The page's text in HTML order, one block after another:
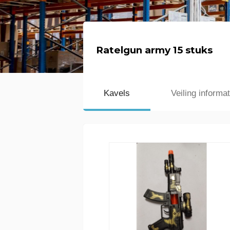
Ratelgun army 15 stuks
Kavels Veiling